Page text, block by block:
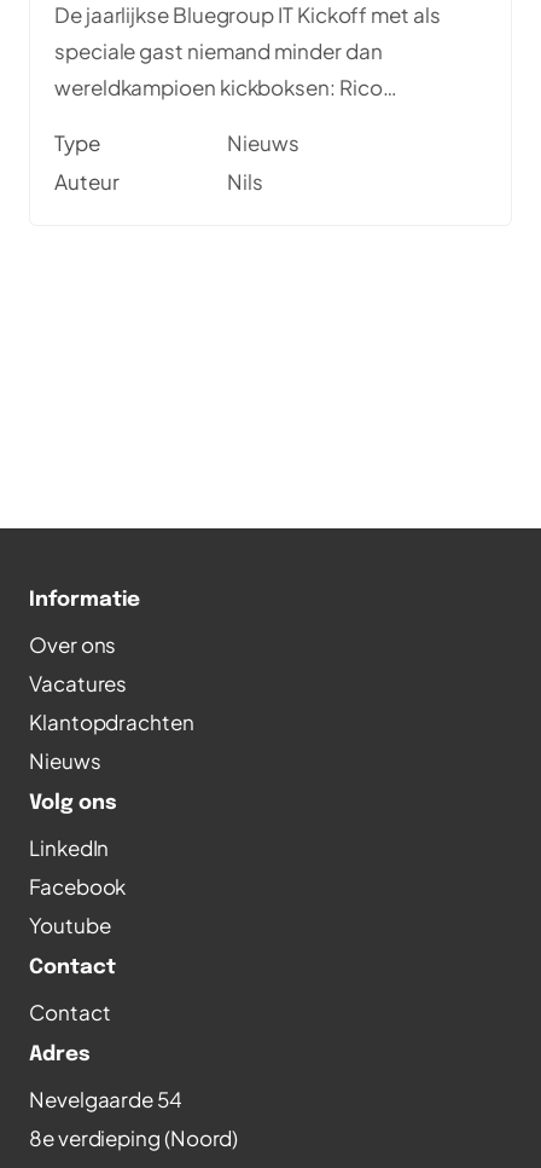
De jaarlijkse Bluegroup IT Kickoff met als
speciale gast niemand minder dan
wereldkampioen kickboksen: Rico
Type
Nieuws
Auteur
Nils
Informatie
Over ons
Vacatures
Klantopdrachten
Nieuws
Volg ons
LinkedIn
Facebook
Youtube
Contact
Contact
Adres
Nevelgaarde 54
8e verdieping (Noord)